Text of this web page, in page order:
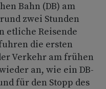
Bahn (DB) am
zwei Stunden
etliche Reisende
die ersten
Verkehr am frühen
an, wie ein DB-
für den Stopp des